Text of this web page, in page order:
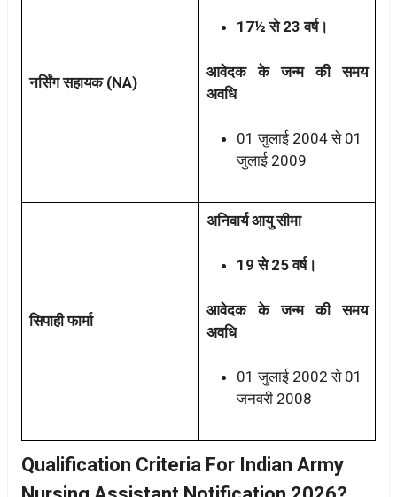
नर्सिंग सहायक (NA)
17½ से 23 वर्ष।
आवेदक के जन्म की समय
अवधि
01 जुलाई 2004 से 01
जुलाई 2009
सिपाही फार्मा
अनिवार्य आयु सीमा
19 से 25 वर्ष।
आवेदक के जन्म की समय
अवधि
01 जुलाई 2002 से 01
जनवरी 2008
Qualification Criteria For Indian Army